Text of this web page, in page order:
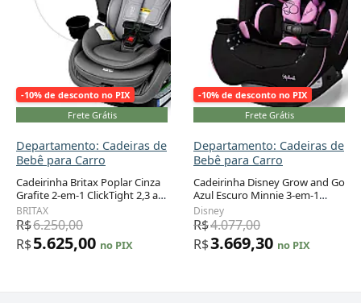
-10% de desconto no PIX
Frete Grátis
Departamento: Cadeiras de
Bebê para Carro
Cadeirinha Britax Poplar Cinza
Grafite 2-em-1 ClickTight 2,3 a
29,5 kg
BRITAX
R$6.250,00
R$5.625,00 no PIX
-10% de desconto no PIX
Frete Grátis
Departamento: Cadeiras de
Bebê para Carro
Cadeirinha Disney Grow and Go
Azul Escuro Minnie 3-em-1
Recém-nascido a 45,4 kg
Disney
R$4.077,00
R$3.669,30 no PIX